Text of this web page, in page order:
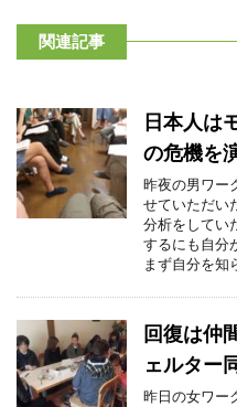
関連記事
日本人は
の危機を
昨夜の男ワー
せていただい
分析をしてい
するにも自分
まず自分を知
回復は仲
ェルター
昨日の女ワー